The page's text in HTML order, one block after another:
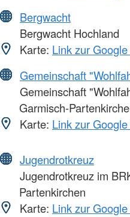
Bergwacht
Bergwacht Hochland
Karte: Link zur
Gemeinschaft
Gemeinschaft
Garmisch-
Karte: Link zur
Jugendrotkreuz
Jugendrotkreuz im
Partenkirchen
Karte: Link zur